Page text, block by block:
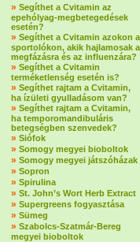
» Segíthet a Cvitamin az
epehólyag-megbetegedések
esetén?
» Segíthet a Cvitamin azokon a
sportolókon, akik hajlamosak a
megfázásra és az influenzára?
» Segíthet a Cvitamin
terméketlenség esetén is?
» Segíthet rajtam a Cvitamin,
ha ízületi gyulladásom van?
» Segíthet rajtam a Cvitamin,
ha temporomandibuláris
betegségben szenvedek?
» Siófok
» Somogy megyei bioboltok
» Somogy megyei játszóházak
» Sopron
» Spirulina
» St. John’s Wort Herb Extract
» Supergreens fogyasztása
» Sümeg
» Szabolcs-Szatmár-Bereg
megyei bioboltok